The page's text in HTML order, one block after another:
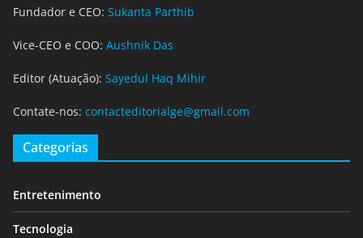
Fundador e CEO: Sukanta Parthib
Vice-CEO e COO: Aushnik Das
Editor (Atuação): Sayedul Haq Mihir
Contate-nos: contacteditorialge@gmail.com
Categorias
Entretenimento
Tecnologia